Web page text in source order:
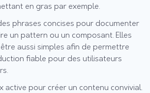
en gras par exemple.
phrases concises pour documenter
un pattern ou un composant. Elles
aussi simples afin de permettre
fiable pour des utilisateurs
active pour créer un contenu convivial.